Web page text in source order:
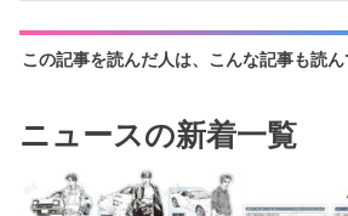
この記事を読んだ人は、こんな記事も読ん
ニュースの新着一覧